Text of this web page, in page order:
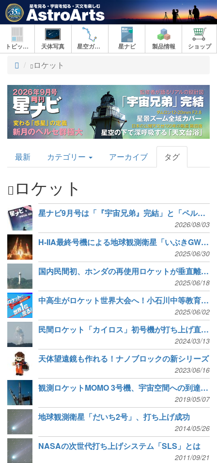
トピックス 天体写真 星空ガイド 星ナビ 製品情報 ショップ
ト
プ
ロケット
AstroArts
Topics
最新 カテゴリー アーカイブ タグ
ロケット
星ナビ9月号は「『宇宙兄弟』完結」と「ペルセ群を見る・撮る」
2026/08/03
H-IIA最終号機による地球観測衛星「いぶきGW」の打ち上げ成功
2025/06/30
国内民間初、ホンダの再使用ロケットが垂直離着陸に成功
2025/06/18
中高生がロケット世界大会へ！小石川中等教育学校ロケット班クラウドファンディング
2025/06/02
民間ロケット「カイロス」初号機が打ち上げ直後に飛行中断、破壊
2024/03/13
天体望遠鏡も作れる！ナノブロックの新シリーズ
2023/06/16
観測ロケットMOMO 3号機、宇宙空間への到達に成功
2019/05/07
地球観測衛星「だいち2号」、打ち上げ成功
2014/05/26
NASAの次世代打ち上げシステム「SLS」とは
2011/09/21